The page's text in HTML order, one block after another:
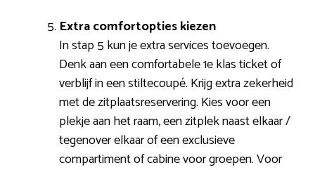
Extra comfortopties kiezen
In stap 5 kun je extra services toevoegen.
Denk aan een comfortabele 1e klas ticket of
verblijf in een stiltecoupé. Krijg extra zekerheid
met de zitplaatsreservering. Kies voor een
plekje aan het raam, een zitplek naast elkaar /
tegenover elkaar of een exclusieve
compartiment of cabine voor groepen. Voor